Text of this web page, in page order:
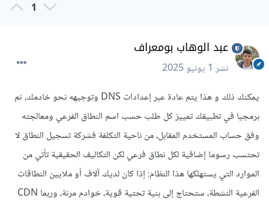
1
عبد الوهاب بومعراف
نشر1 يونيو 2025
يمكنك ذلك و هذا يتم عادة عبر إعدادات DNS وتوجيهه نحو خادمك، ثم
برمجيا في تطبيقك تمييز كل طلب حسب اسم النطاق الفرعي ومعالجته
وفق حساب المستخدم المقابل، من ناحية التكلفة فشركة تسجيل النطاق لا
تحتسب رسوما إضافية لكل نطاق فرعي لكن التكاليف الحقيقية تأتي من
الموارد التي يستهلكها هذا النظام: إذا كان لديك آلاف أو ملايين النطاقات
الفرعية النشطة، ستحتاج إلى بنية تحتية قوية، خوادم مرنة، وربما CDN